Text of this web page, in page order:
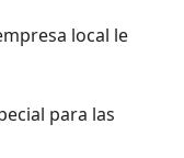
local le
para las